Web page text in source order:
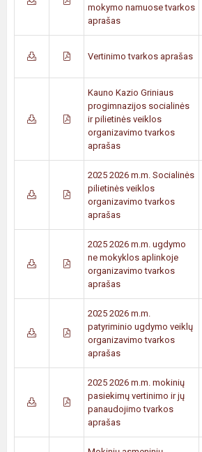
mokymo namuose tvarkos
aprašas
Vertinimo tvarkos aprašas
Kauno Kazio Griniaus
progimnazijos socialinės
ir pilietinės veiklos
organizavimo tvarkos
aprašas
2025 2026 m.m. Socialinės
pilietinės veiklos
organizavimo tvarkos
aprašas
2025 2026 m.m. ugdymo
ne mokyklos aplinkoje
organizavimo tvarkos
aprašas
2025 2026 m.m.
patyriminio ugdymo veiklų
organizavimo tvarkos
aprašas
2025 2026 m.m. mokinių
pasiekimų vertinimo ir jų
panaudojimo tvarkos
aprašas